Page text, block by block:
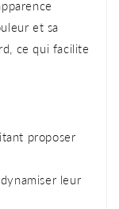
et sa
ce qui facilite
proposer
leur